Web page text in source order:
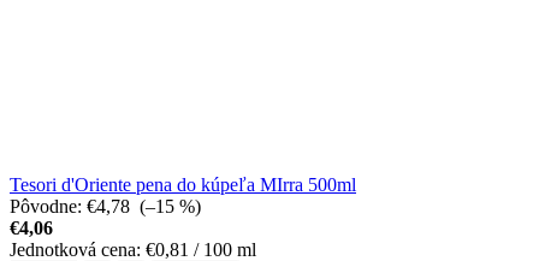
Tesori d'Oriente pena do kúpeľa MIrra 500ml
Pôvodne: €4,78 (–15 %)
€4,06
Jednotková cena: €0,81 / 100 ml